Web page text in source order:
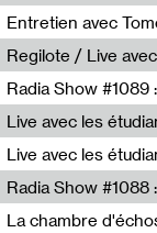
Wave Farm
Entretien avec
Tomomi
Radio Panik
Live avec les
Live avec les
Resonance
La chambre